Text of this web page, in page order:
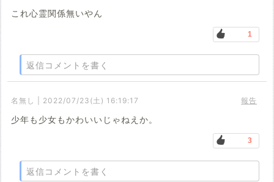
これ心霊関係無いやん
1
返信コメントを書く
名無し | 2022/07/23(土) 16:19:17 報告
少年も少女もかわいいじゃねえか。
3
返信コメントを書く